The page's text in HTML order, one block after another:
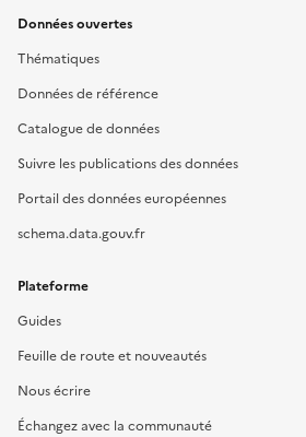
Données ouvertes
Thématiques
Données de référence
Catalogue de données
Suivre les publications des données
Portail des données européennes
schema.data.gouv.fr
Plateforme
Guides
Feuille de route et nouveautés
Nous écrire
Échangez avec la communauté